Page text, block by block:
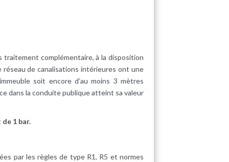
traitement complémentaire, à la disposition
de canalisations intérieures ont une
soit encore d’au moins 3 mètres
dans la conduite publique atteint sa valeur
1 bar.
par les règles de type R1, R5 et normes